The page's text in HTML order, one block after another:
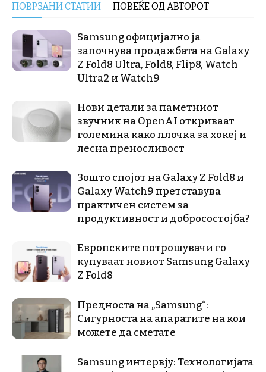
ПОВРЗАНИ СТАТИИ ПОВЕЌЕ ОД АВТОРОТ
Samsung официјално ја
започнува продажбата на Galaxy
Z Fold8 Ultra, Fold8, Flip8, Watch
Ultra2 и Watch9
Нови детали за паметниот
звучник на OpenAI откриваат
големина како плочка за хокеј и
лесна преносливост
Зошто спојот на Galaxy Z Fold8 и
Galaxy Watch9 претставува
практичен систем за
продуктивност и добросостојба?
Европските потрошувачи го
купуваат новиот Samsung Galaxy
Z Fold8
Предноста на „Samsung“:
Сигурноста на апаратите на кои
можете да сметате
Samsung интервју: Технологијата